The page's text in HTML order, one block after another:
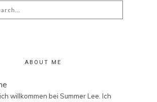
ABOUT ME
willkommen bei Summer Lee. Ich